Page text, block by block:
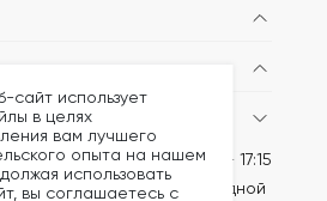
Пн-Пт: 8:30 - 17:15
Сб-вс: выходной
сайт использует
в целях
вам лучшего
опыта на нашем
использовать
вы соглашаетесь с